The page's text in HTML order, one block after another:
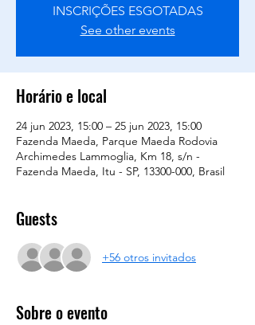
INSCRIÇÕES ESGOTADAS
See other events
Horário e local
24 jun 2023, 15:00 – 25 jun 2023, 15:00
Fazenda Maeda, Parque Maeda Rodovia
Archimedes Lammoglia, Km 18, s/n -
Fazenda Maeda, Itu - SP, 13300-000, Brasil
Guests
+56 otros invitados
Sobre o evento